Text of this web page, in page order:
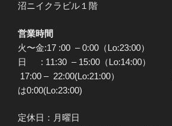
沼ニイクラビル１階
営業時間
火〜金:17 :00 – 0:00（Lo:23:00）
日 : 11:30 – 15:00（
17:00 – 22:00(Lo:21:00） 翌
は0:00(Lo:23:00)
定休日：月曜日